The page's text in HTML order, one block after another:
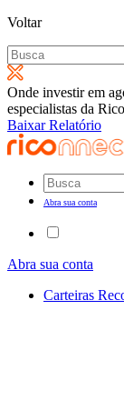
Voltar
Pesquisar
por:
Onde investir em
especialistas da Rico
Baixar Relatório
Abra sua conta
Abra sua conta
Carteiras